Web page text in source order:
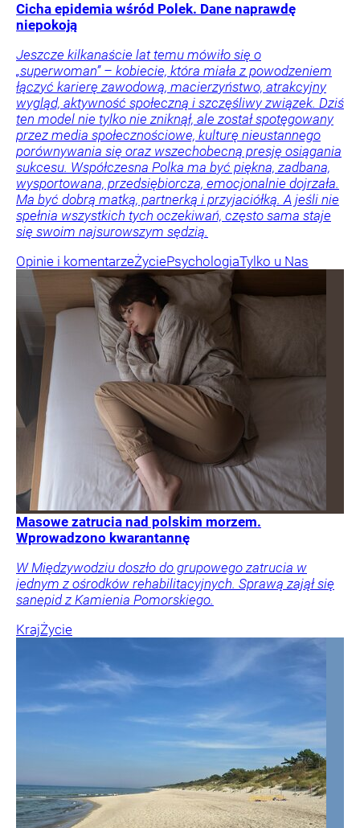
Cicha epidemia wśród Polek. Dane naprawdę
niepokoją
Jeszcze kilkanaście lat temu mówiło się o
„superwoman” – kobiecie, która miała z powodzeniem
łączyć karierę zawodową, macierzyństwo, atrakcyjny
wygląd, aktywność społeczną i szczęśliwy związek. Dziś
ten model nie tylko nie zniknął, ale został spotęgowany
przez media społecznościowe, kulturę nieustannego
porównywania się oraz wszechobecną presję osiągania
sukcesu. Współczesna Polka ma być piękna, zadbana,
wysportowana, przedsiębiorcza, emocjonalnie dojrzała.
Ma być dobrą matką, partnerką i przyjaciółką. A jeśli nie
spełnia wszystkich tych oczekiwań, często sama staje
się swoim najsurowszym sędzią.
Opinie i komentarzeŻyciePsychologiaTylko u Nas
Masowe zatrucia nad polskim morzem.
Wprowadzono kwarantannę
W Międzywodziu doszło do grupowego zatrucia w
jednym z ośrodków rehabilitacyjnych. Sprawą zajął się
sanepid z Kamienia Pomorskiego.
KrajŻycie